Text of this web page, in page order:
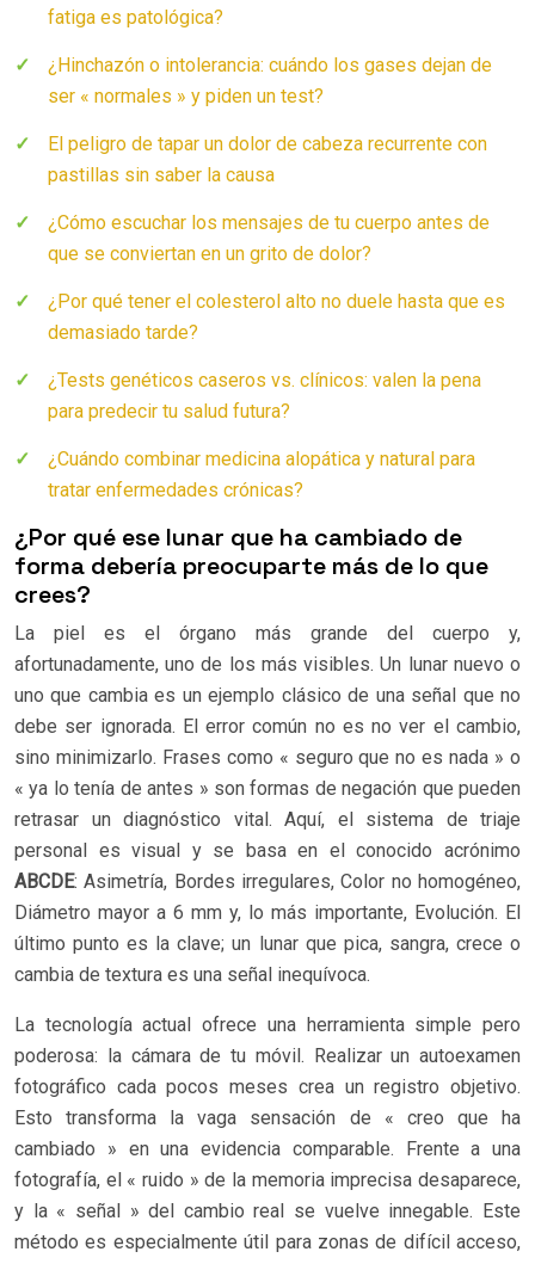
fatiga es patológica?
¿Hinchazón o intolerancia: cuándo los gases dejan de
ser « normales » y piden un test?
El peligro de tapar un dolor de cabeza recurrente con
pastillas sin saber la causa
¿Cómo escuchar los mensajes de tu cuerpo antes de
que se conviertan en un grito de dolor?
¿Por qué tener el colesterol alto no duele hasta que es
demasiado tarde?
¿Tests genéticos caseros vs. clínicos: valen la pena
para predecir tu salud futura?
¿Cuándo combinar medicina alopática y natural para
tratar enfermedades crónicas?
¿Por qué ese lunar que ha cambiado de
forma debería preocuparte más de lo que
crees?
La piel es el órgano más grande del cuerpo y,
afortunadamente, uno de los más visibles. Un lunar nuevo o
uno que cambia es un ejemplo clásico de una señal que no
debe ser ignorada. El error común no es no ver el cambio,
sino minimizarlo. Frases como « seguro que no es nada » o
« ya lo tenía de antes » son formas de negación que pueden
retrasar un diagnóstico vital. Aquí, el sistema de triaje
personal es visual y se basa en el conocido acrónimo
ABCDE: Asimetría, Bordes irregulares, Color no homogéneo,
Diámetro mayor a 6 mm y, lo más importante, Evolución. El
último punto es la clave; un lunar que pica, sangra, crece o
cambia de textura es una señal inequívoca.
La tecnología actual ofrece una herramienta simple pero
poderosa: la cámara de tu móvil. Realizar un autoexamen
fotográfico cada pocos meses crea un registro objetivo.
Esto transforma la vaga sensación de « creo que ha
cambiado » en una evidencia comparable. Frente a una
fotografía, el « ruido » de la memoria imprecisa desaparece,
y la « señal » del cambio real se vuelve innegable. Este
método es especialmente útil para zonas de difícil acceso,